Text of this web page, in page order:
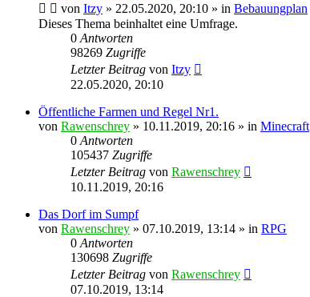
von Itzy » 22.05.2020, 20:10 » in Bebauungplan
Dieses Thema beinhaltet eine Umfrage.
0 Antworten
98269 Zugriffe
Letzter Beitrag von Itzy
22.05.2020, 20:10
Öffentliche Farmen und Regel Nr1.
von Rawenschrey » 10.11.2019, 20:16 » in Minecraft
0 Antworten
105437 Zugriffe
Letzter Beitrag von Rawenschrey
10.11.2019, 20:16
Das Dorf im Sumpf
von Rawenschrey » 07.10.2019, 13:14 » in RPG
0 Antworten
130698 Zugriffe
Letzter Beitrag von Rawenschrey
07.10.2019, 13:14